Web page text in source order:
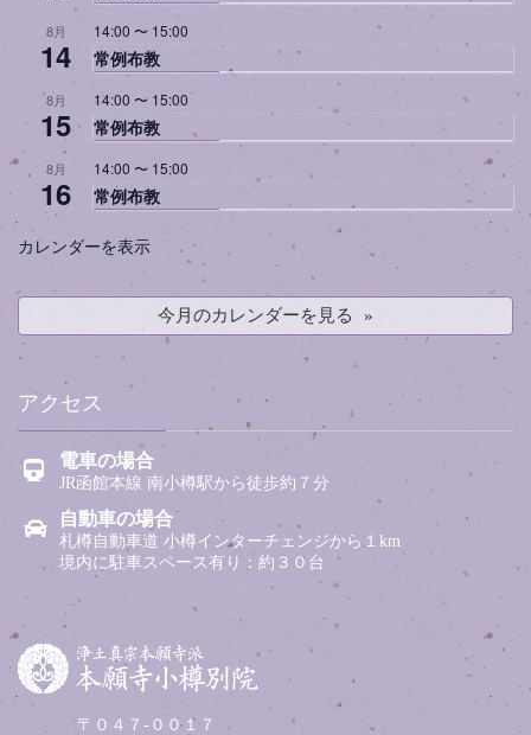
8月
14
14:00 〜 15:00
常例布教
8月
15
14:00 〜 15:00
常例布教
8月
16
14:00 〜 15:00
常例布教
カレンダーを表示
今月のカレンダーを見る
アクセス
電車の場合
JR函館本線 南小樽駅から徒歩約７分
自動車の場合
札樽自動車道 小樽インターチェンジから１km
境内に駐車スペース有り：約３０台
〒０４７-００１７